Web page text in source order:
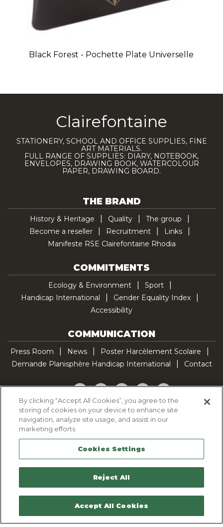
Black Forest - Pochette Plate Universelle
Clairefontaine
STATIONERY, SCHOOL AND OFFICE SUPPLIES, FINE
ART MATERIALS.
FULL RANGE OF SUPPLIES: DIARY, NOTEBOOK,
ENVELOPES, DRAWING BOOK, WATERCOLOUR
PAPER, DRAWING BOARD.
THE BRAND
History & Heritage Quality
The group
Become a reseller
Recruitment
Links
Manifeste RSE Clairefontaine Rhodia
COMMITMENTS
Ecology & Environment
Sport
Handicap International
Gender Equality Index
Accessibility
COMMUNICATION
Press Room News
Poster Harcèlement Scolaire
Demande Planisphère Handicap International
Contact
Facebook
TwitterYouTubePinterestTikTok
Cookie Policy
Legal Notice
Sitemap
Contactez-nous
By clicking “Accept All Cookies”, you agree to the
storing of cookies on your device to enhance site
navigation, analyze site usage, and assist in our
marketing efforts.
Cookies Settings
Reject All
Accept All Cookies